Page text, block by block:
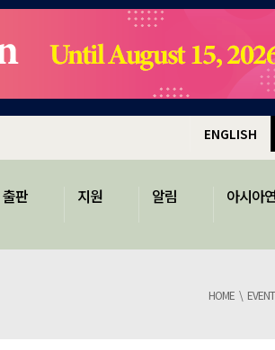
ENGLISH
출판 지원 알림 아시아
HOME EVENT